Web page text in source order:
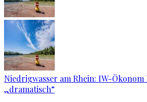
Niedrigwasser am Rhein: IW-
„dramatisch“